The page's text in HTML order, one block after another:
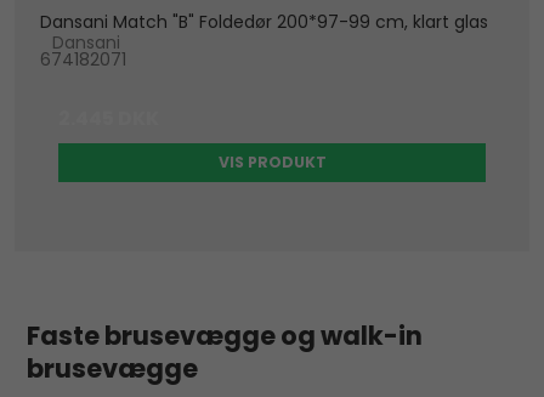
Dansani Match "B" Foldedør 200*97-99 cm, klart glas
Dansani
674182071
VIS PRODUKT
Faste brusevægge og walk-in
brusevægge